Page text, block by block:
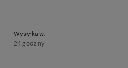
Wysyłka w:
24 godziny